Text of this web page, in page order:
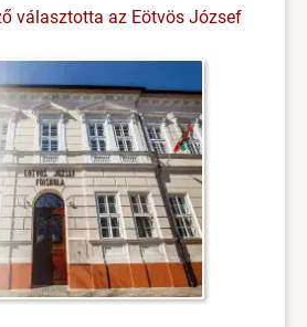
választotta az Eötvös József